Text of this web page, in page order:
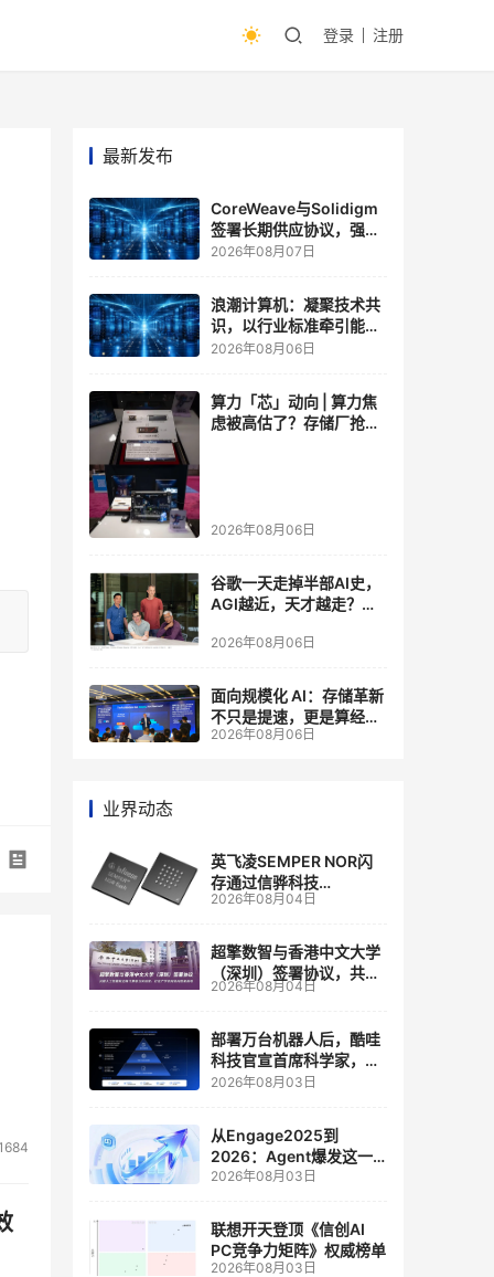
登录 注册
最新发布
CoreWeave与Solidigm
签署长期供应协议，强化
一体化人工智能云平台
2026年08月07日
浪潮计算机：凝聚技术共
识，以行业标准牵引能力
跃升
2026年08月06日
算力「芯」动向 | 算力焦
虑被高估了？存储厂抢了
2026年08月06日
谷歌一天走掉半部AI史，
AGI越近，天才越走？大
自己的研发节奏
2026年08月06日
面向规模化 AI：存储革新
不只是提速，更是算经济
账
2026年08月06日
业界动态
英飞凌SEMPER NOR闪
存通过信骅科技
AST2700 BMC认证，全
管理
2026年08月04日
超擎数智与香港中文大学
（深圳）签署协议，共建
人工智能和边缘计算联合
2026年08月04日
部署万台机器人后，酷哇
科技官宣首席科学家，要
让世界模型交付生产力
2026年08月03日
从Engage2025到
2026：Agent爆发这一
年，AI CRM 走到哪了
2026年08月03日
联想开天登顶《信创AI
PC竞争力矩阵》权威榜单
2026年08月03日